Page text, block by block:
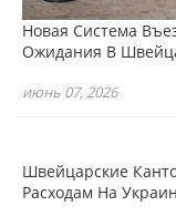
Новая Система
Ожидания В
июнь 07, 2026
Швейцарские
Расходам На